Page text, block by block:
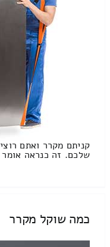
קניתם מקרר ואתם
שלכם. זה כנראה
כמה שוקל מקרר